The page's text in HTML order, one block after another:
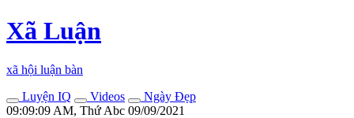
Xã Luận
xã hội luận bàn
Luyện IQ
Videos
Ngày Đẹp
09:09:09 AM, Thứ Abc 09/09/2021